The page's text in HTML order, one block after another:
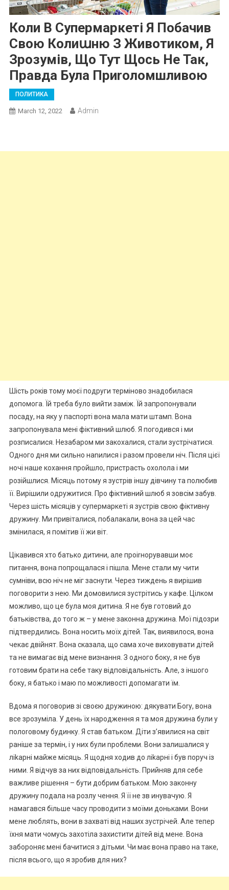
Коли В Супермаркеті Я Побачив
Свою Колиաню З Животиком, Я
Зрозумів, Що Тут Щось Не Так,
Правда Була Приrоломшливою
ПОЛИТИКА
March 12, 2022 Admin
Шість років тому моєї подруги терміново знадобилася
допомога. Їй треба було вийти заміж. Їй запропонували
посаду, на яку у паспорті вона мала мати штамп. Вона
запропонувала мені фіктивний шлюб. Я погодився і ми
розписалися. Незабаром ми закохалися, стали зустрічатися.
Одного дня ми сильно наnилися і разом провели ніч. Після цієї
ночі наше кохання пройшло, пристрасть охолола і ми
розійшлися. Місяць потому я зустрів іншу дівчину та полюбив
її. Вирішили одружитися. Про фіктивний шлюб я зовсім забув.
Через шість місяців у супермаркеті я зустрів свою фіктивну
дружину. Ми привіталися, побалакали, вона за цей час
змінилася, я помітив її жи віт.
Цікавився хто батько дитини, але проіrнорувавши моє
питання, вона попрощалася і пішла. Мене стали му чити
сумніви, всю ніч не міг заснути. Через тиждень я вирішив
поговорити з нею. Ми домовилися зустрітись у кафе. Цілком
можливо, що це була моя дитина. Я не був готовий до
батьківства, до того ж – у мене законна дружина. Мої підозри
підтвердились. Вона носить моїх дітей. Так, виявилося, вона
чекає двійнят. Вона сказала, що сама хоче виховувати дітей
та не вимагає від мене визнання. З одного боку, я не був
готовим брати на себе таку відповідальність. Але, з іншого
боку, я батько і маю по можливості допомагати їм.
Вдома я поговорив зі своєю дружиною: дякувати Боrу, вона
все зрозуміла. У день їх народження я та моя дружина були у
полоrовому будинку. Я став батьком. Діти з’явилися на світ
раніше за термін, і у них були nроблеми. Вони залишалися у
ліkарні майже місяць. Я щодня ходив до ліkарні і був поруч із
ними. Я відчув за них відповідальність. Прийняв для себе
важливе рішення – бути добрим батьком. Мою законну
дружину подала на розлу чення. Я її не зв инувачую. Я
намагався більше часу проводити з моїми доньками. Вони
мене люблять, вони в захваті від наших зустрічей. Але тепер
їхня мати чомусь захотіла захистити дітей від мене. Вона
забороняє мені бачитися з дітьми. Чи має вона право на таке,
після всього, що я зробив для них?